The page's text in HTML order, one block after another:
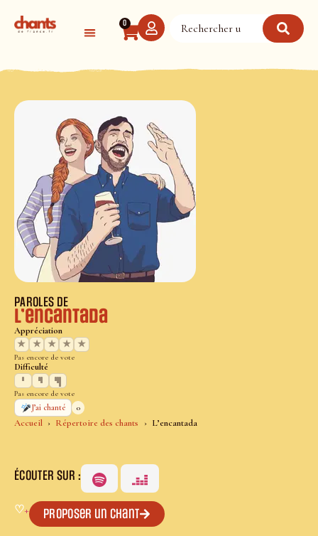
0
Accueil Répertoire des chants L’encantada
PAROLES DE
L’encantada
Appréciation
★
★ ★ ★ ★
Pas encore de vote
Difficulté
Pas encore de vote
J’ai chanté
0
ÉCOUTER SUR :
♡+ Proposer un chant